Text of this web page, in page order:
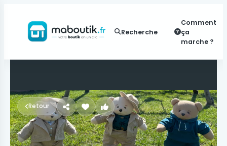
Recherche
Comment
ça
marche ?
Retour